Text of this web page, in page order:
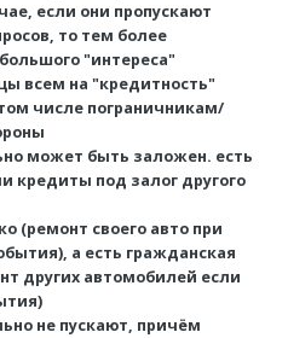
если они пропускают
то тем более
"интереса"
всем на "кредитность"
числе пограничникам/
может быть заложен. есть
кредиты под залог другого
(ремонт своего авто при
а есть гражданская
других автомобилей если
не пускают, причём